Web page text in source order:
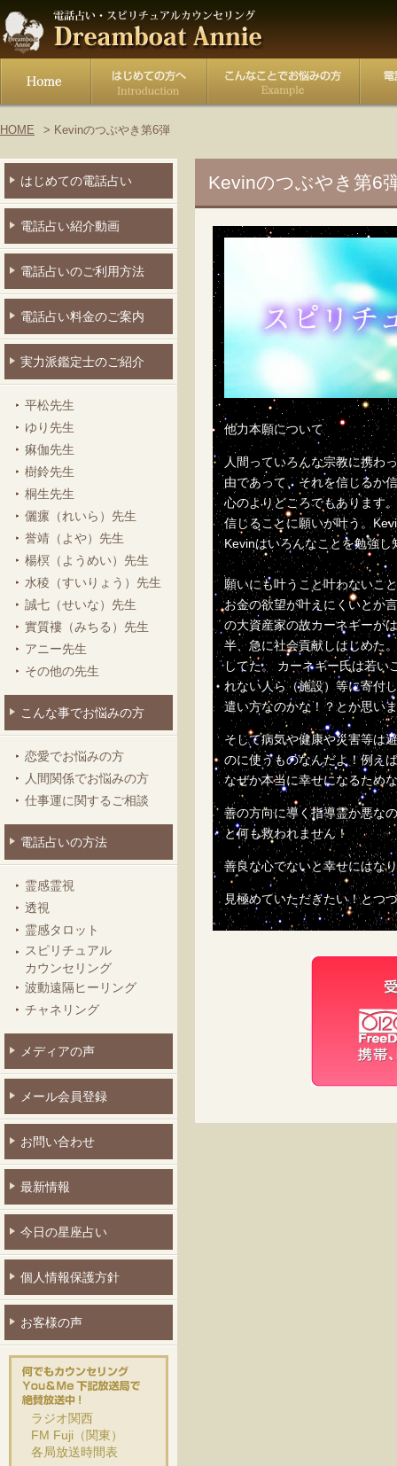
HOME Kevinのつぶやき第6弾
はじめての電話占い
電話占い紹介動画
電話占いのご利用方法
電話占い料金のご案内
実力派鑑定士のご紹介
平松先生
ゆり先生
痳伽先生
樹鈴先生
桐生先生
儷瘰（れいら）先生
誉靖（よや）先生
楊榠（ようめい）先生
水稜（すいりょう）先生
誠七（せいな）先生
實質褸（みちる）先生
アニー先生
その他の先生
こんな事でお悩みの方
恋愛でお悩みの方
人間関係でお悩みの方
仕事運に関するご相談
電話占いの方法
霊感霊視
透視
霊感タロット
スピリチュアル
カウンセリング
波動遠隔ヒーリング
チャネリング
メディアの声
メール会員登録
お問い合わせ
最新情報
今日の星座占い
個人情報保護方針
お客様の声
ラジオ関西
FM Fuji（関東）
各局放送時間表
Kevinのつぶやき第6
他力本願について
人間っていろんな宗教に携わ
由であって、それを信じるか
心のよりどころでもあります。
信じることに願いが叶う。
Kevinはいろんなことを勉強
願いにも叶うこと叶わないこ
お金の欲望が叶えにくいとか
の大資産家の故カーネギーが
半、急に社会貢献しはじめた
してた。 カーネギー氏は若い
れない人ら（施設）等に寄付
遣い方なのかな！？とか思い
そして病気や健康や災害等は
のに使うものなんだよ！例え
なぜか本当に幸せになるため
善の方向に導く指導霊か悪な
と何も救われません！
善良な心でないと幸せにはな
見極めていただきたい！とつ